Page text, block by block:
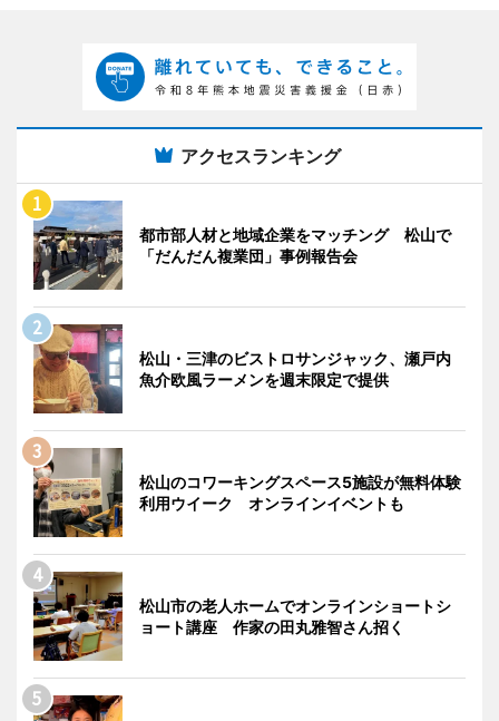
アクセスランキング
都市部人材と地域企業をマッチング 松山で
「だんだん複業団」事例報告会
松山・三津のビストロサンジャック、瀬戸内
魚介欧風ラーメンを週末限定で提供
松山のコワーキングスペース5施設が無料体験
利用ウイーク オンラインイベントも
松山市の老人ホームでオンラインショートシ
ョート講座 作家の田丸雅智さん招く